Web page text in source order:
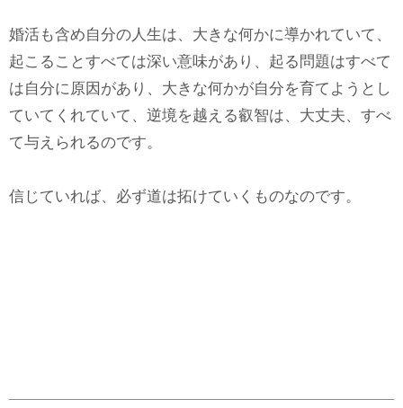
婚活も含め自分の人生は、大きな何かに導かれていて、
起こることすべては深い意味があり、起る問題はすべて
は自分に原因があり、大きな何かが自分を育てようとし
ていてくれていて、逆境を越える叡智は、大丈夫、すべ
て与えられるのです。
信じていれば、必ず道は拓けていくものなのです。